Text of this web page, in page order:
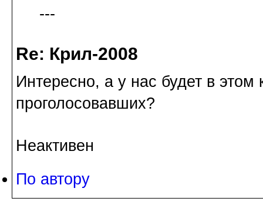
---
Re: Крил-2008
Интересно, а у нас будет в
проголосовавших?
Неактивен
По автору